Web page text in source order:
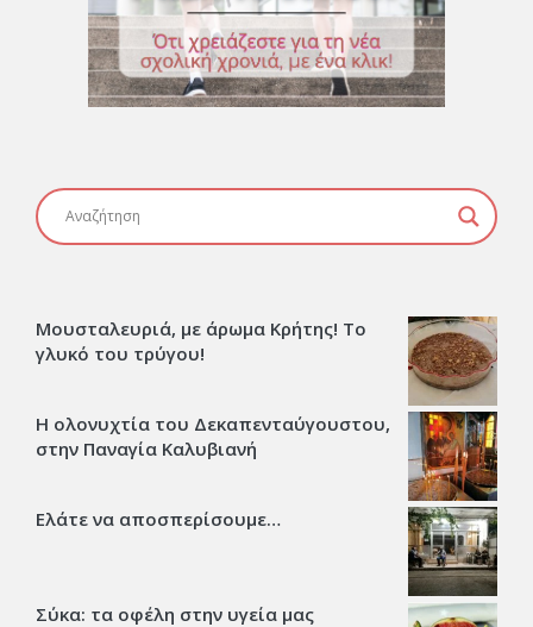
Μουσταλευριά, με άρωμα Κρήτης! Το
γλυκό του τρύγου!
Η ολονυχτία του Δεκαπενταύγουστου,
στην Παναγία Καλυβιανή
Ελάτε να αποσπερίσουμε…
Σύκα: τα οφέλη στην υγεία μας